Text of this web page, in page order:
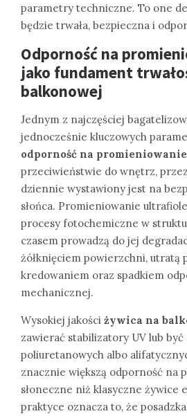
parametry techniczne. To one
będzie trwała, bezpieczna i
Odporność na
jako fundament
balkonowej
Jednym z najczęściej
jednocześnie kluczowych
odporność na
przeciwieństwie do wnętrz,
dziennie wystawiony jest na
słońca. Promieniowanie
procesy fotochemiczne w
czasem prowadzą do jej
żółknięciem powierzchni, utratą
kredowaniem oraz spadkiem
mechanicznej.
Wysokiej jakości żywica na
zawierać stabilizatory UV lub
poliuretanowych albo
znacznie większą odporność na
słoneczne niż klasyczne żywice
praktyce oznacza to, że